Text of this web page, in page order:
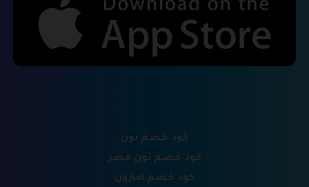
كود خصم نون
كود خصم نون مصر
كود خصم امازون